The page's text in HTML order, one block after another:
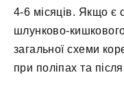
4-6 місяців. Якщо є
шлунково-
загальної схеми
при поліпах та